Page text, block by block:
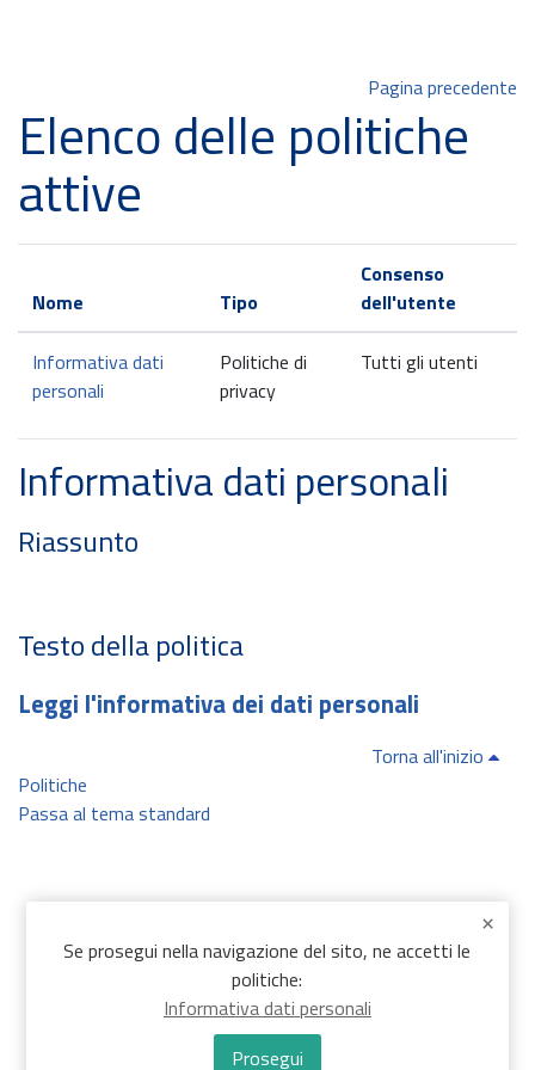
Pagina precedente
Elenco delle politiche
attive
Nome Tipo
Consenso
dell'utente
Informativa dati
personali
Politiche di
privacy
Tutti gli utenti
Informativa dati personali
Riassunto
Testo della politica
Leggi l'informativa dei dati personali
Torna all'inizio
Politiche
Passa al tema standard
Se prosegui nella navigazione del sito, ne accetti le
politiche:
Informativa dati personali
Prosegui